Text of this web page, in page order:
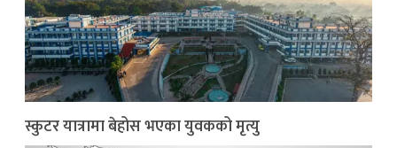
स्कुटर यात्रामा बेहोस भएका युवकको मृत्यु